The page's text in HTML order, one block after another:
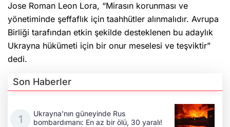
Jose Roman Leon Lora, “Mirasın korunması ve
yönetiminde şeffaflık için taahhütler alınmalıdır. Avrupa
Birliği tarafından etkin şekilde desteklenen bu adaylık
Ukrayna hükümeti için bir onur meselesi ve teşviktir”
dedi.
Son Haberler
Ukrayna'nın güneyinde Rus
bombardımanı: En az bir ölü, 30 yaralı!